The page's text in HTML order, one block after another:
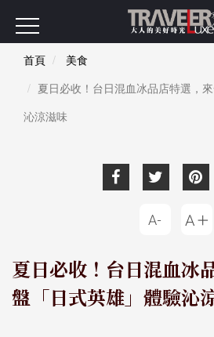
首頁
美食
夏日必收！台日混血冰品店特選，
沁涼滋味
夏日必收！台日混血冰
盤「日式英雄」體驗沁